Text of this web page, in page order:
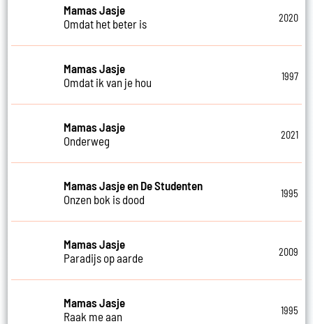
Mamas Jasje
Omdat het beter is
2020
Mamas Jasje
Omdat ik van je hou
1997
Mamas Jasje
Onderweg
2021
Mamas Jasje en De Studenten
Onzen bok is dood
1995
Mamas Jasje
Paradijs op aarde
2009
Mamas Jasje
Raak me aan
1995